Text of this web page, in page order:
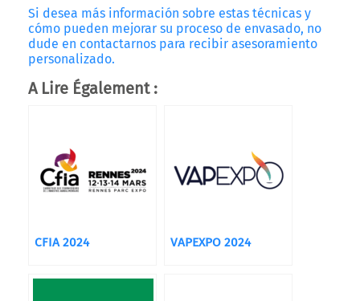
Si desea más información sobre estas técnicas y
cómo pueden mejorar su proceso de envasado, no
dude en contactarnos para recibir asesoramiento
personalizado.
A Lire Également :
CFIA 2024 VAPEXPO 2024